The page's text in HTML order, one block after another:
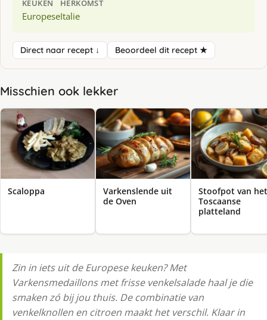
KEUKEN
Europese
HERKOMST
Italie
Direct naar recept ↓ Beoordeel dit recept ★
Misschien ook lekker
Scaloppa
Varkenslende uit
de Oven
Stoofpot van het
Toscaanse
platteland
Zin in iets uit de Europese keuken? Met
Varkensmedaillons met frisse venkelsalade haal je die
smaken zó bij jou thuis. De combinatie van
venkelknollen en citroen maakt het verschil. Klaar in